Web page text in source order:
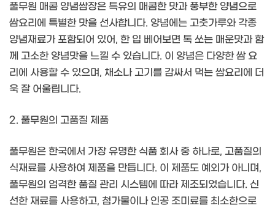
풀무원 매콤 양념쌈장은 특유의 매콤한 맛과 풍부한 양념으로
쌈요리에 특별한 맛을 선사합니다. 양념에는 고춧가루와 각종
양념재료가 포함되어 있어, 한 입 베어보면 톡 쏘는 매운맛과 함
께 고소한 양념맛을 느낄 수 있습니다. 이 양념은 다양한 쌈 요
리에 사용할 수 있으며, 채소나 고기를 감싸서 먹는 쌈요리에 더
욱 잘 어울립니다.
2. 풀무원의 고품질 제품
풀무원은 한국에서 가장 유명한 식품 회사 중 하나로, 고품질의
식재료를 사용하여 제품을 만듭니다. 이 제품도 예외가 아니며,
풀무원의 엄격한 품질 관리 시스템에 따라 제조되었습니다. 신
선한 재료를 사용하고, 첨가물이나 인공 조미료를 최소한으로